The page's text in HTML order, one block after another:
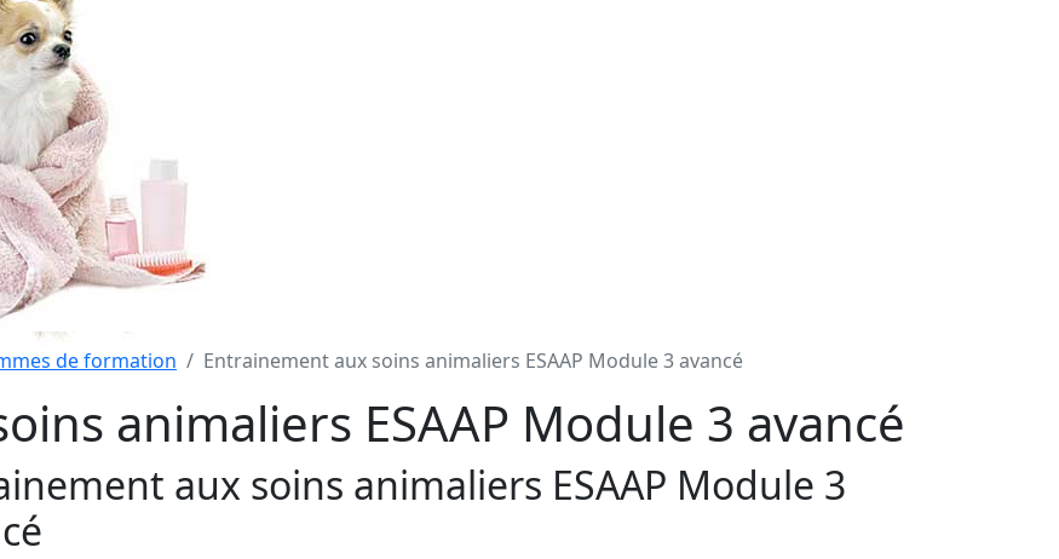
de formation Entrainement aux soins animaliers ESAAP Module 3 avancé
animaliers ESAAP Module 3 avancé
aux soins animaliers ESAAP Module 3